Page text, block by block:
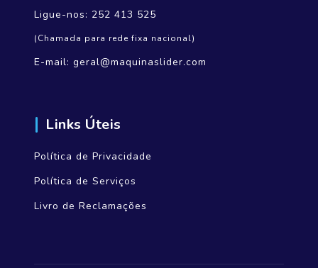
Ligue-nos: 252 413 525
(Chamada para rede fixa nacional)
E-mail: geral@maquinaslider.com
Links Úteis
Política de Privacidade
Política de Serviços
Livro de Reclamações